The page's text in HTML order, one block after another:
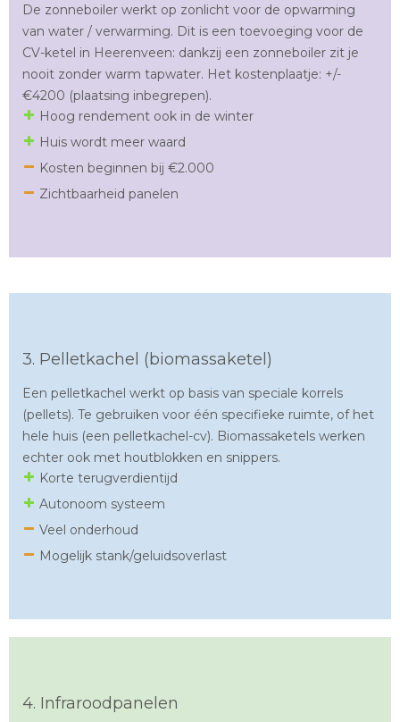
De zonneboiler werkt op zonlicht voor de opwarming
van water / verwarming. Dit is een toevoeging voor de
CV-ketel in Heerenveen: dankzij een zonneboiler zit je
nooit zonder warm tapwater. Het kostenplaatje: +/-
€4200 (plaatsing inbegrepen).
Hoog rendement ook in de winter
Huis wordt meer waard
Kosten beginnen bij €2.000
Zichtbaarheid panelen
3. Pelletkachel (biomassaketel)
Een pelletkachel werkt op basis van speciale korrels
(pellets). Te gebruiken voor één specifieke ruimte, of het
hele huis (een pelletkachel-cv). Biomassaketels werken
echter ook met houtblokken en snippers.
Korte terugverdientijd
Autonoom systeem
Veel onderhoud
Mogelijk stank/geluidsoverlast
4. Infraroodpanelen